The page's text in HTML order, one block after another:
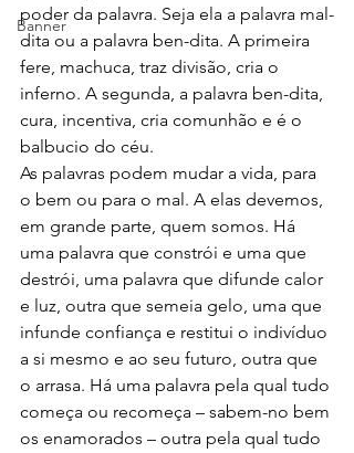
Banner
poder da palavra. Seja ela a palavra mal-
dita ou a palavra ben-dita. A primeira
fere, machuca, traz divisão, cria o
inferno. A segunda, a palavra ben-dita,
cura, incentiva, cria comunhão e é o
balbucio do céu.
As palavras podem mudar a vida, para
o bem ou para o mal. A elas devemos,
em grande parte, quem somos. Há
uma palavra que constrói e uma que
destrói, uma palavra que difunde calor
e luz, outra que semeia gelo, uma que
infunde confiança e restitui o indivíduo
a si mesmo e ao seu futuro, outra que
o arrasa. Há uma palavra pela qual tudo
começa ou recomeça – sabem-no bem
os enamorados – outra pela qual tudo